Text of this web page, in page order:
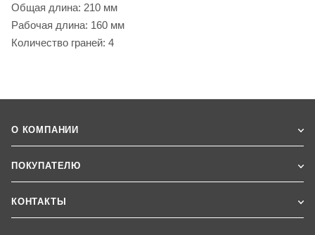
Общая длина: 210 мм
Рабочая длина: 160 мм
Количество граней: 4
О КОМПАНИИ
ПОКУПАТЕЛЮ
КОНТАКТЫ